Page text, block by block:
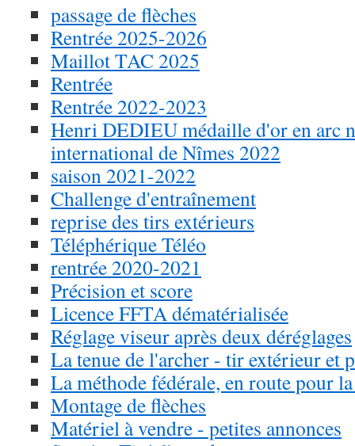
passage de flèches
Rentrée 2025-2026
Maillot TAC 2025
Rentrée
Rentrée 2022-2023
Henri DEDIEU médaille d'or en arc
international de Nîmes 2022
saison 2021-2022
Challenge d'entraînement
reprise des tirs extérieurs
Téléphérique Téléo
rentrée 2020-2021
Précision et score
Licence FFTA dématérialisée
Réglage viseur après deux déréglages
La tenue de l'archer - tir extérieur et
La méthode fédérale, en route pour
Montage de flèches
Matériel à vendre - petites annonces